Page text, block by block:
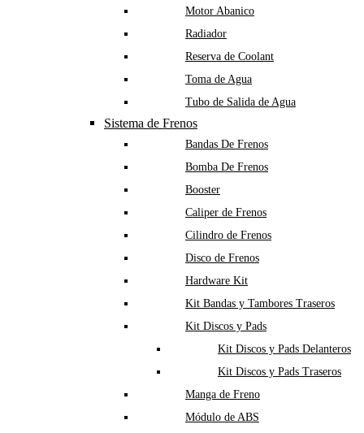
Motor Abanico
Radiador
Reserva de Coolant
Toma de Agua
Tubo de Salida de Agua
Sistema de Frenos
Bandas De Frenos
Bomba De Frenos
Booster
Caliper de Frenos
Cilindro de Frenos
Disco de Frenos
Hardware Kit
Kit Bandas y Tambores Traseros
Kit Discos y Pads
Kit Discos y Pads Delanteros
Kit Discos y Pads Traseros
Manga de Freno
Módulo de ABS